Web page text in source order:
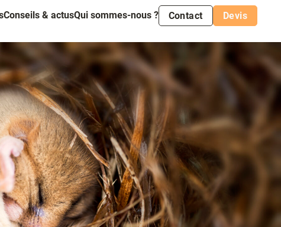
Conseils & actusQui sommes-nous ? Contact Devis